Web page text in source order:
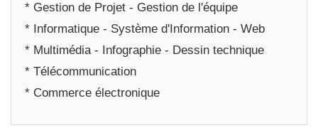
* Gestion de Projet - Gestion de l'équipe
* Informatique - Système d'Information - Web
* Multimédia - Infographie - Dessin technique
* Télécommunication
* Commerce électronique